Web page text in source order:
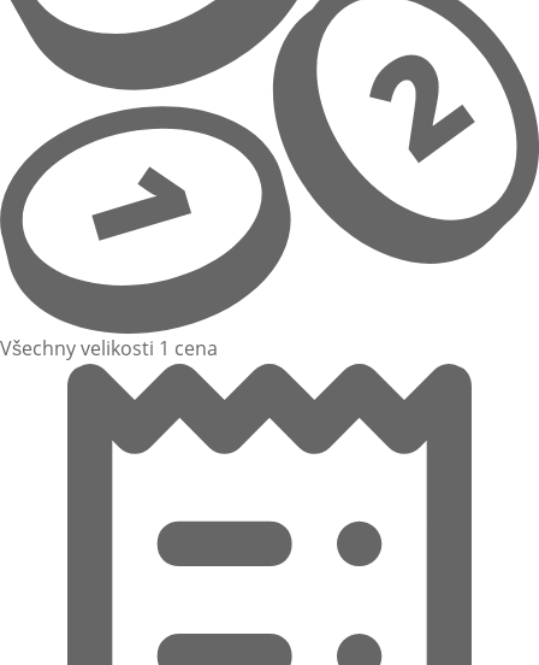
Všechny velikosti 1 cena